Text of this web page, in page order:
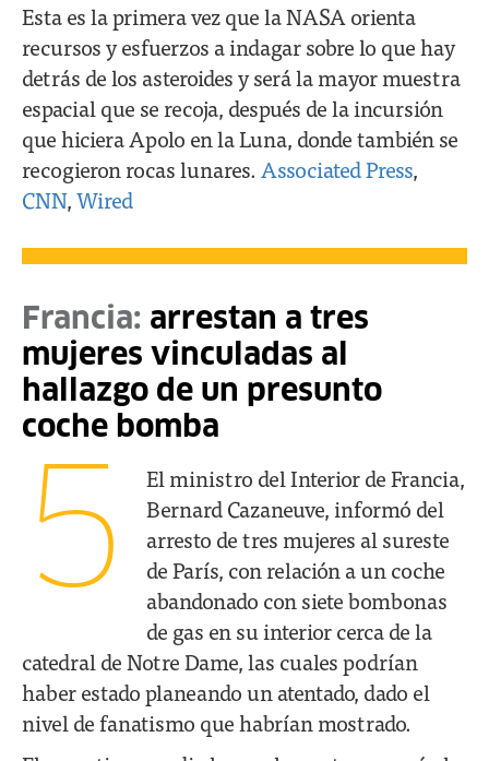
Esta es la primera vez que la NASA orienta
recursos y esfuerzos a indagar sobre lo que hay
detrás de los asteroides y será la mayor muestra
espacial que se recoja, después de la incursión
que hiciera Apolo en la Luna, donde también se
recogieron rocas lunares. Associated Press,
CNN,Wired
Francia: arrestan a tres
mujeres vinculadas al
hallazgo de un presunto
coche bomba
5
El ministro del Interior de Francia,
Bernard Cazaneuve, informó del
arresto de tres mujeres al sureste
de París, con relación a un coche
abandonado con siete bombonas
de gas en su interior cerca de la
catedral de Notre Dame, las cuales podrían
haber estado planeando un atentado, dado el
nivel de fanatismo que habrían mostrado.